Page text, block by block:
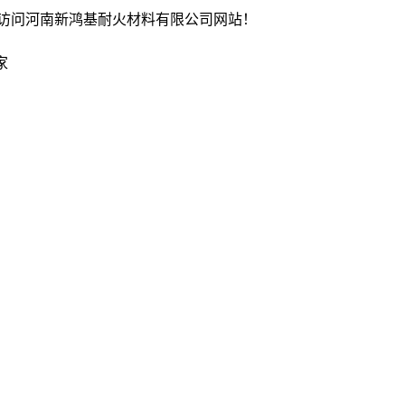
问河南新鸿基耐火材料有限公司网站！